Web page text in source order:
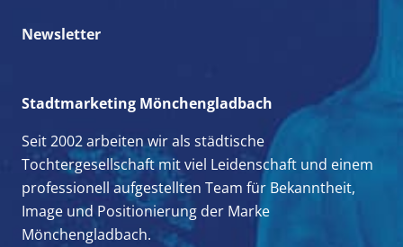
Newsletter
Stadtmarketing Mönchengladbach
Seit 2002 arbeiten wir als städtische
Tochtergesellschaft mit viel Leidenschaft und einem
professionell aufgestellten Team für Bekanntheit,
Image und Positionierung der Marke
Mönchengladbach.